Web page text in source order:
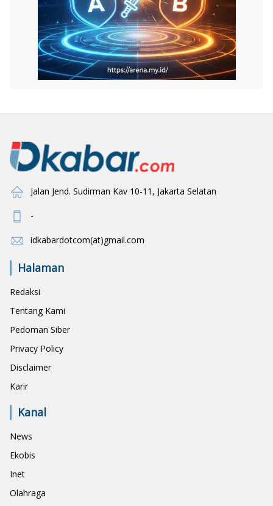
Jalan Jend. Sudirman Kav 10-11, Jakarta Selatan
-
idkabardotcom(at)gmail.com
Halaman
Redaksi
Tentang Kami
Pedoman Siber
Privacy Policy
Disclaimer
Karir
Kanal
News
Ekobis
Inet
Olahraga